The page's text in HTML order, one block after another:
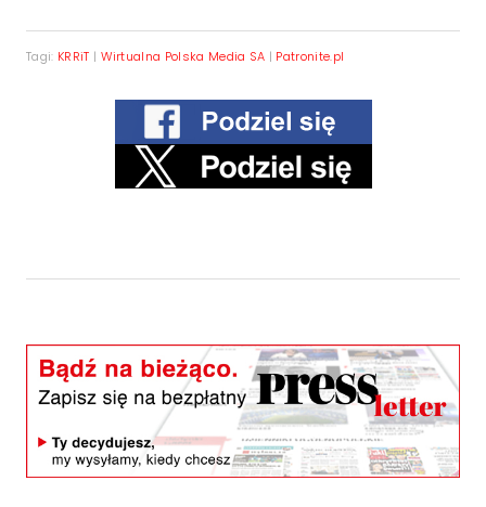
Tagi: KRRiT | Wirtualna Polska Media SA | Patronite.pl